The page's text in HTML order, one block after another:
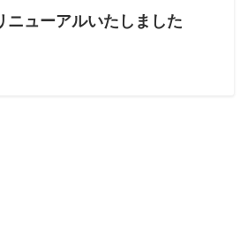
ニューアルいたしました